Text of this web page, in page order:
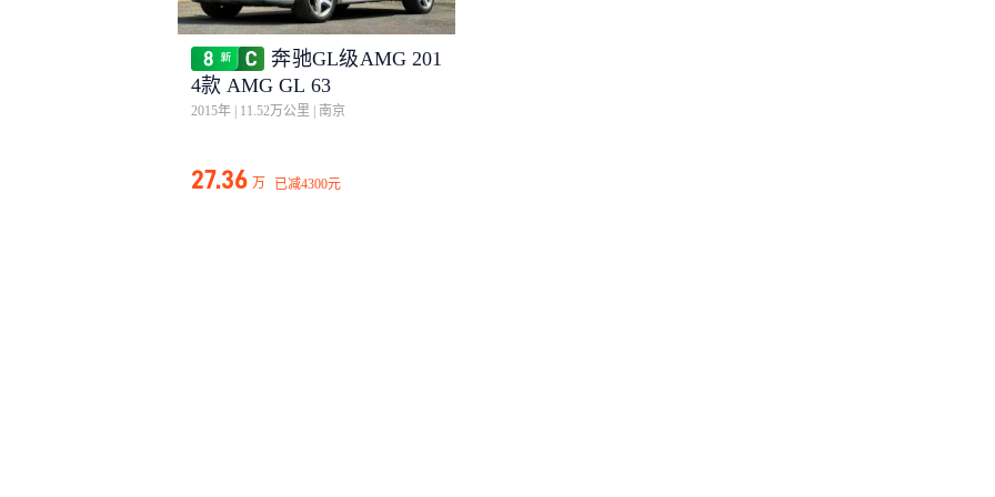
奔驰GL级AMG 201
4款 AMG GL 63
2015年 11.52万公里 南京
27.36 万 已减4300元